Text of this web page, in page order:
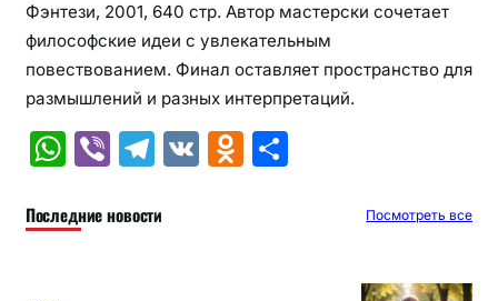
Фэнтези, 2001, 640 стр. Автор мастерски сочетает
философские идеи с увлекательным
повествованием. Финал оставляет пространство для
размышлений и разных интерпретаций.
W
at
Vi
er
T
e
V O О
Последние новости Посмотреть все